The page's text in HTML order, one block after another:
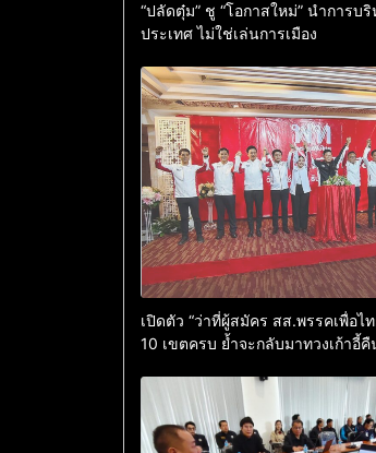
“ปลัดตุ๋ม” ชู “โอกาสใหม่” นำการบ
ประเทศ ไม่ใช่เล่นการเมือง
เปิดตัว “ว่าที่ผู้สมัคร สส.พรรคเพื่อไท
10 เขตครบ ย้ำจะกลับมาทวงเก้าอี้คื